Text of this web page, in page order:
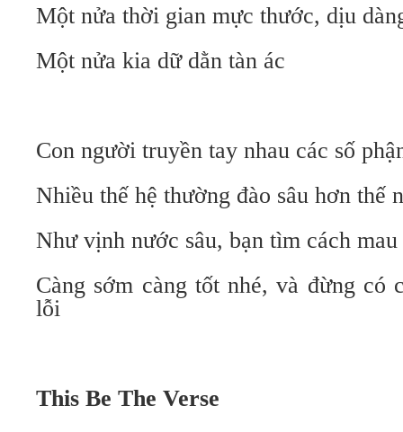
Một nửa thời gian mực thước, dịu
Một nửa kia dữ dằn tàn ác
Con người truyền tay nhau các số
Nhiều thế hệ thường đào sâu hơn thế
Như vịnh nước sâu, bạn tìm cách
Càng sớm càng tốt nhé, và đừng có
lỗi
This Be The Verse